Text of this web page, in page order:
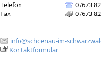
Telefon
07673
Fax
07673
info@schoenau-im-
Kontaktformular